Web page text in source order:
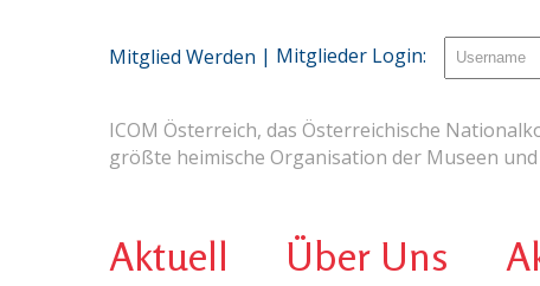
ICOM Österreich, das Österreichische
größte heimische Organisation der Museen
Aktuell Über Uns
Mitglied Werden | Mitglieder Login: